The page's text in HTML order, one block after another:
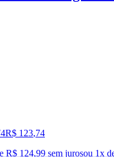
R$ 123,74
R$ 124,99 sem jurosou 1x